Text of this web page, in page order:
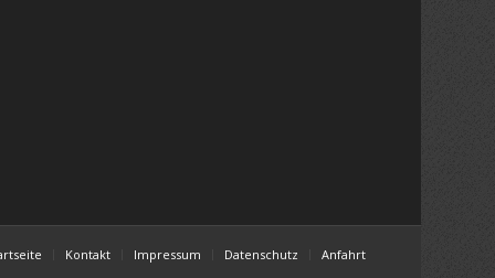
Kontakt Impressum Datenschutz Anfahrt